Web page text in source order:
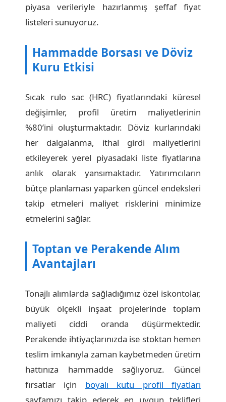
piyasa verileriyle hazırlanmış şeffaf fiyat
listeleri sunuyoruz.
Hammadde Borsası ve Döviz
Kuru Etkisi
Sıcak rulo sac (HRC) fiyatlarındaki küresel
değişimler, profil üretim maliyetlerinin
%80’ini oluşturmaktadır. Döviz kurlarındaki
her dalgalanma, ithal girdi maliyetlerini
etkileyerek yerel piyasadaki liste fiyatlarına
anlık olarak yansımaktadır. Yatırımcıların
bütçe planlaması yaparken güncel endeksleri
takip etmeleri maliyet risklerini minimize
etmelerini sağlar.
Toptan ve Perakende Alım
Avantajları
Tonajlı alımlarda sağladığımız özel iskontolar,
büyük ölçekli inşaat projelerinde toplam
maliyeti ciddi oranda düşürmektedir.
Perakende ihtiyaçlarınızda ise stoktan hemen
teslim imkanıyla zaman kaybetmeden üretim
hattınıza hammadde sağlıyoruz. Güncel
fırsatlar için boyalı kutu profil fiyatları